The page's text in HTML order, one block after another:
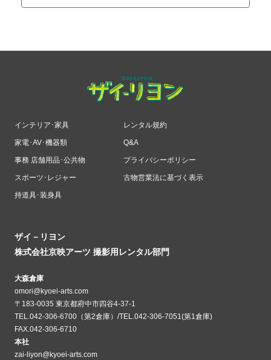
インテリア･家具
家電･AV･機器類
事務 店舗用品･公共物
スポーツ･レジャー
持道具･装身具
レンタル規約
Q&A
プライバシーポリシー
古物営業法に基づく表示
ザイ－リヨン
株式会社京映アーツ 撮影用レンタル部門
大森倉庫
omori@kyoei-arts.com
〒183-0035 東京都府中市四谷4-37-1
TEL.042-306-6700（第2倉庫）/TEL.042-306-7051(第1倉庫)
FAX.042-306-6710
本社
zai-liyon@kyoei-arts.com